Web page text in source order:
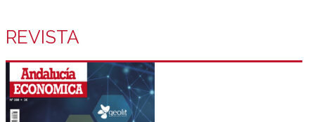
REVISTA